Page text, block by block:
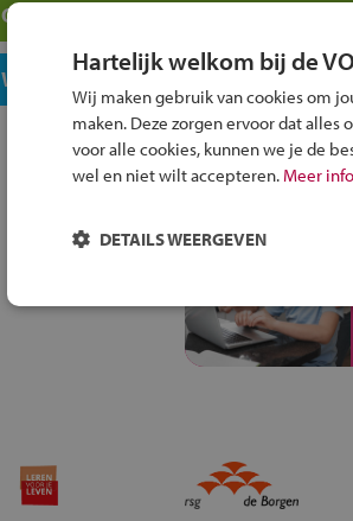
Overige havo-scholen in jouw regio
Welk onderwijsconcept past bij jou?
Hartelijk welkom bij de
Wij maken gebruik van cookies om
maken. Deze zorgen ervoor dat
voor alle cookies, kunnen we je de
wel en niet wilt accepteren. Meer
DETAILS WEERGEVEN